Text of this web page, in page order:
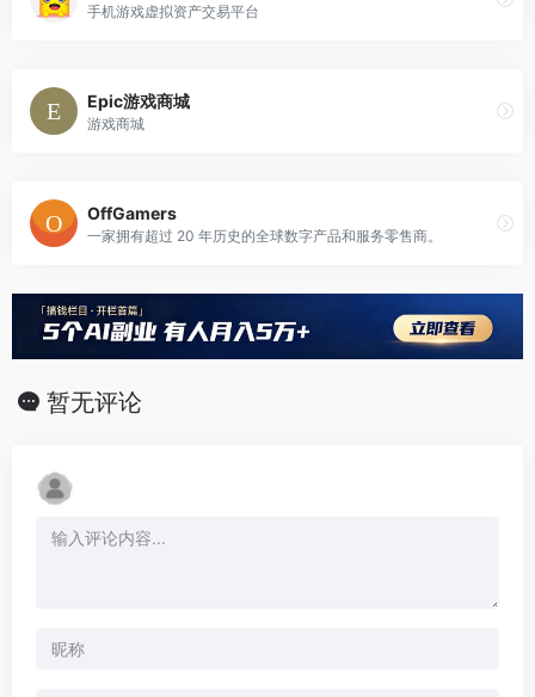
手机游戏虚拟资产交易平台
Epic游戏商城
游戏商城
OffGamers
一家拥有超过 20 年历史的全球数字产品和服务零售商。
暂无评论